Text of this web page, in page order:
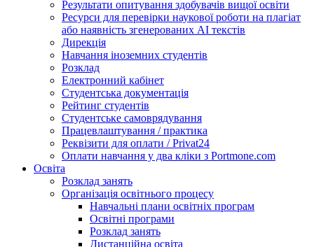
Результати опитування здобувачів вищої освіти
Ресурси для перевірки наукової роботи на плагіат
або наявність згенерованих АІ текстів
Дирекція
Навчання іноземних студентів
Розклад
Електронний кабінет
Студентська документація
Рейтинг студентів
Студентське самоврядування
Працевлаштування / практика
Реквізити для оплати / Privat24
Оплати навчання у два кліки з Portmone.com
Освіта
Розклад занять
Організація освітнього процесу
Навчальні плани освітніх програм
Освітні програми
Розклад занять
Дистанційна освіта